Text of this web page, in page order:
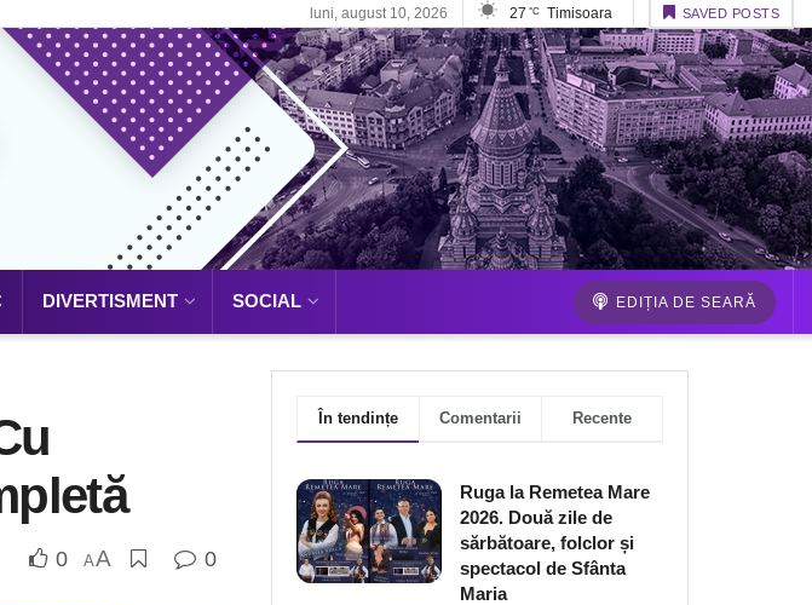
luni, august 10, 2026 27 °C Timisoara SAVED POSTS
DIVERTISMENT SOCIAL EDIȚIA DE SEARĂ
0 AA 0
În tendințe Comentarii Recente
Ruga la Remetea Mare
2026. Două zile de
sărbătoare, folclor și
spectacol de Sfânta
Maria